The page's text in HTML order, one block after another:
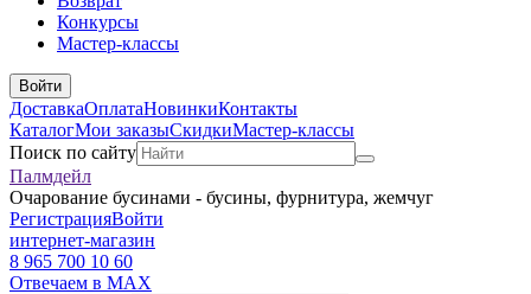
Конкурсы
Мастер-классы
Войти
ДоставкаОплатаНовинкиКонтакты
КаталогМои заказыСкидкиМастер-классы
Поиск по сайту
Палмдейл
Очарование бусинами - бусины, фурнитура, жемчуг
РегистрацияВойти
интернет-магазин
8 965 700 10 60
Отвечаем в MAX